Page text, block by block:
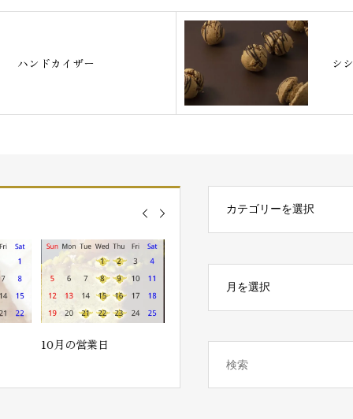
ハンドカイザー シ
10月の営業日
9月はアニバーサリー月
8月の営